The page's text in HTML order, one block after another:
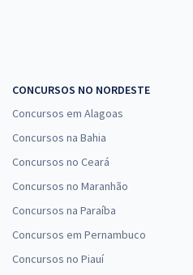
CONCURSOS NO NORDESTE
Concursos em Alagoas
Concursos na Bahia
Concursos no Ceará
Concursos no Maranhão
Concursos na Paraíba
Concursos em Pernambuco
Concursos no Piauí